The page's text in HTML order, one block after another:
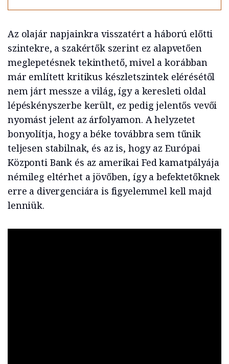
Az olajár napjainkra visszatért a háború előtti
szintekre, a szakértők szerint ez alapvetően
meglepetésnek tekinthető, mivel a korábban
már említett kritikus készletszintek elérésétől
nem járt messze a világ, így a keresleti oldal
lépéskényszerbe került, ez pedig jelentős vevői
nyomást jelent az árfolyamon. A helyzetet
bonyolítja, hogy a béke továbbra sem tűnik
teljesen stabilnak, és az is, hogy az Európai
Központi Bank és az amerikai Fed kamatpályája
némileg eltérhet a jövőben, így a befektetőknek
erre a divergenciára is figyelemmel kell majd
lenniük.